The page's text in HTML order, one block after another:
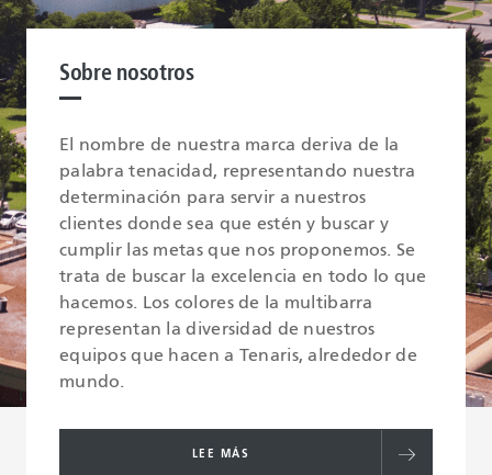
Sobre nosotros
El nombre de nuestra marca deriva de la
palabra tenacidad, representando nuestra
determinación para servir a nuestros
clientes donde sea que estén y buscar y
cumplir las metas que nos proponemos. Se
trata de buscar la excelencia en todo lo que
hacemos. Los colores de la multibarra
representan la diversidad de nuestros
equipos que hacen a Tenaris, alrededor de
mundo.
LEE MÁS